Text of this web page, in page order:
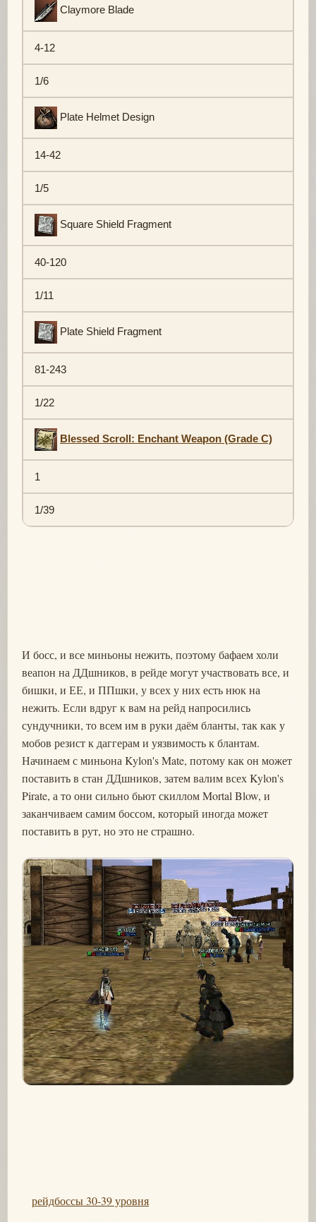
Claymore Blade
4-12
1/6
Plate Helmet Design
14-42
1/5
Square Shield Fragment
40-120
1/11
Plate Shield Fragment
81-243
1/22
Blessed Scroll: Enchant Weapon (Grade C)
1
1/39
И босс, и все миньоны нежить, поэтому бафаем холи
веапон на ДДшников, в рейде могут участвовать все, и
бишки, и ЕЕ, и ППшки, у всех у них есть нюк на
нежить. Если вдруг к вам на рейд напросились
сундучники, то всем им в руки даём бланты, так как у
мобов резист к даггерам и уязвимость к блантам.
Начинаем с миньона Kylon's Mate, потому как он может
поставить в стан ДДшников, затем валим всех Kylon's
Pirate, а то они сильно бьют скиллом Mortal Blow, и
заканчиваем самим боссом, который иногда может
поставить в рут, но это не страшно.
рейдбоссы 30-39 уровня